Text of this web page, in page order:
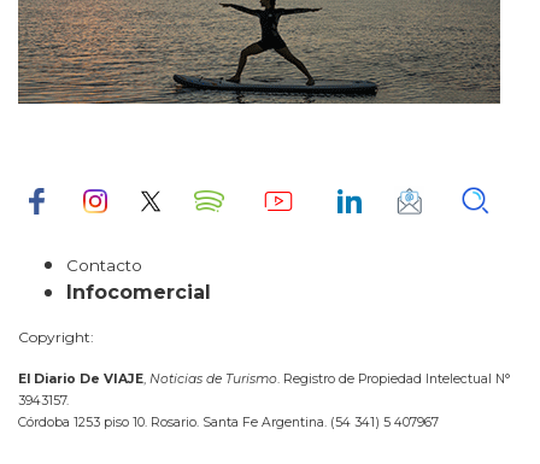
Contacto
Infocomercial
Copyright:
El Diario De VIAJE Noticias de Turismo . Registro de Propiedad Intelectual N°
3943157.
Córdoba 1253 piso 10. Rosario. Santa Fe Argentina. (54 341) 5 407967